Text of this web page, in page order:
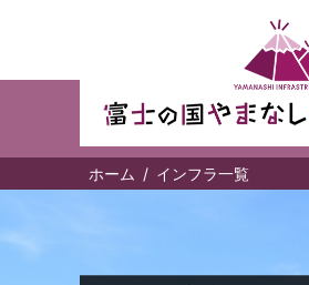
ホーム インフラ一覧